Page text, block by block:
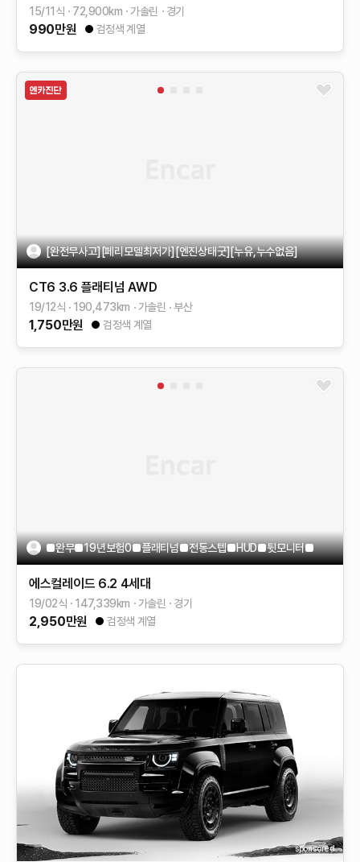
15/11식 72,900km 가솔린 경기
990만원 검정색 계열
[완전무사고][페리모델최저가][엔진상태굿][누유,누수없음]
CT6 3.6 플래티넘 AWD
19/12식 190,473km 가솔린 부산
1,750만원 검정색 계열
■완무■19년보험0■플래티넘■전동스텝■HUD■뒷모니터■
에스컬레이드 6.2 4세대
19/02식 147,339km 가솔린 경기
2,950만원 검정색 계열
sponsored